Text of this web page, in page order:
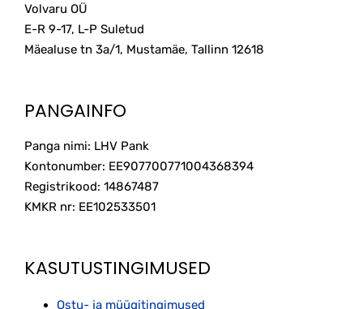
Volvaru OÜ
E-R 9-17, L-P Suletud
Mäealuse tn 3a/1, Mustamäe, Tallinn 12618
PANGAINFO
Panga nimi: LHV Pank
Kontonumber: EE907700771004368394
Registrikood: 14867487
KMKR nr: EE102533501
KASUTUSTINGIMUSED
Ostu- ja müügitingimused